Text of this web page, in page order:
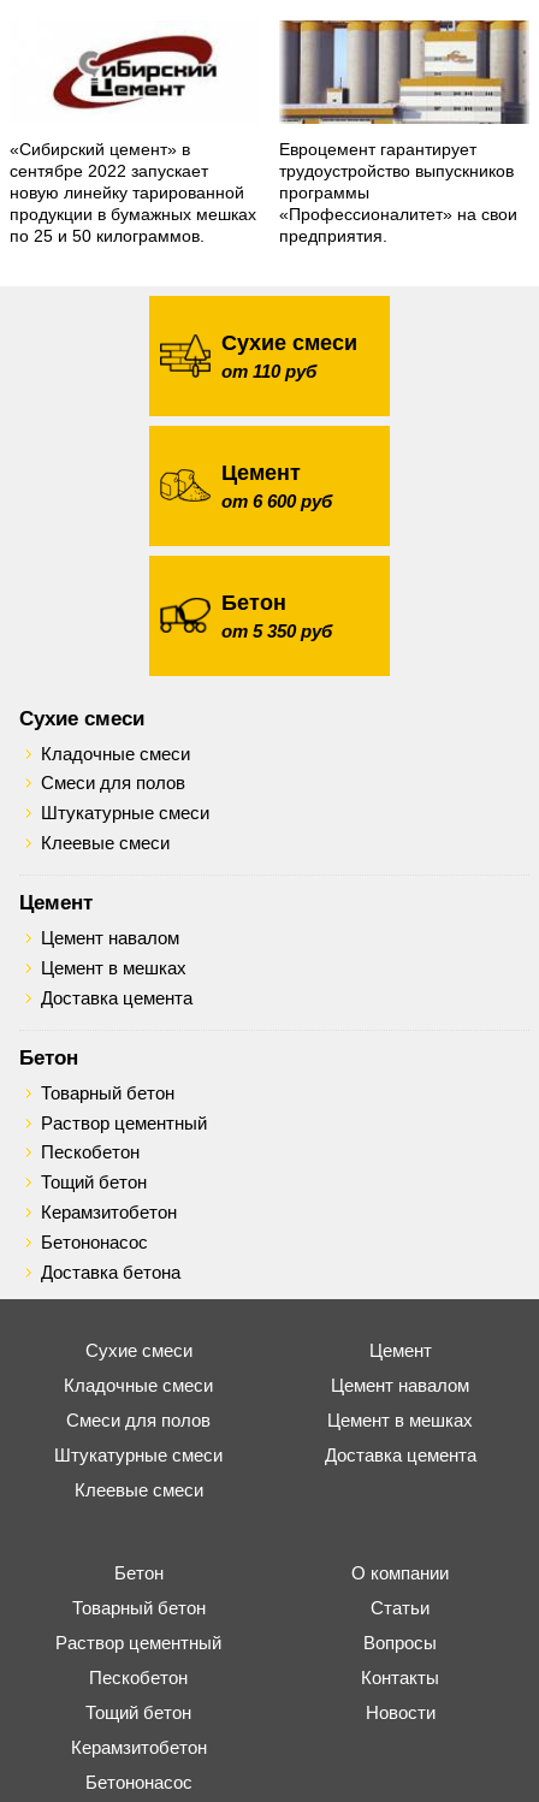
«Сибирский цемент» в
сентябре 2022 запускает
новую линейку тарированной
продукции в бумажных мешках
по 25 и 50 килограммов.
Евроцемент гарантирует
трудоустройство выпускников
программы
«Профессионалитет» на свои
предприятия.
Сухие смеси
от 110 руб
Цемент
от 6 600 руб
Бетон
от 5 350 руб
Сухие смеси
Кладочные смеси
Смеси для полов
Штукатурные смеси
Клеевые смеси
Цемент
Цемент навалом
Цемент в мешках
Доставка цемента
Бетон
Товарный бетон
Раствор цементный
Пескобетон
Тощий бетон
Керамзитобетон
Бетононасос
Доставка бетона
Сухие смеси
Кладочные смеси
Смеси для полов
Штукатурные смеси
Клеевые смеси
Цемент
Цемент навалом
Цемент в мешках
Доставка цемента
Бетон
Товарный бетон
Раствор цементный
Пескобетон
Тощий бетон
Керамзитобетон
Бетононасос
О компании
Статьи
Вопросы
Контакты
Новости